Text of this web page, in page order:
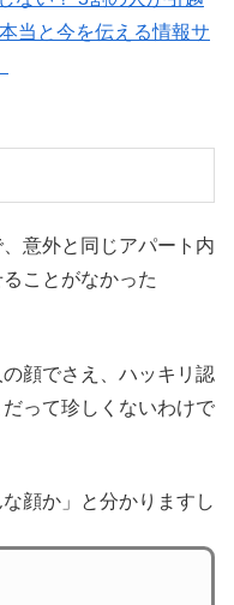
当と今を伝える情報サ
意外と同じアパート内
ことがなかった
顔でさえ、ハッキリ認
って珍しくないわけで
顔か」と分かりますし